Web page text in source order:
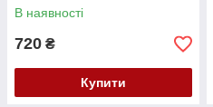
В наявності
720 ₴
Купити